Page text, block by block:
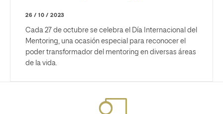
26 / 10 / 2023
Cada 27 de octubre se celebra el Día Internacional del
Mentoring, una ocasión especial para reconocer el
poder transformador del mentoring en diversas áreas
de la vida.